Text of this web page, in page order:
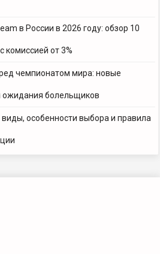
в России в 2026 году: обзор 10
комиссией от 3%
чемпионатом мира: новые
ожидания болельщиков
особенности выбора и правила